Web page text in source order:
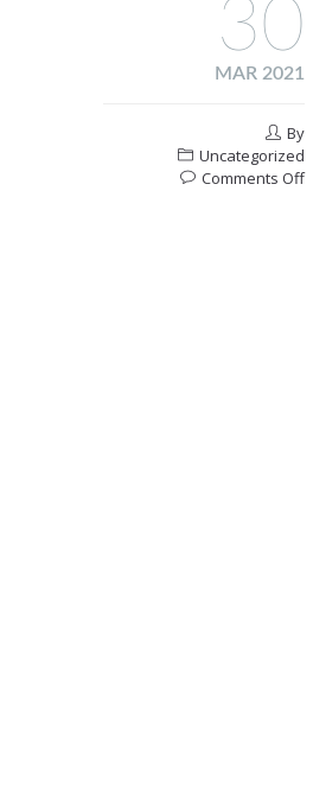
30
MAR 2021
By
Uncategorized
Comments Offon